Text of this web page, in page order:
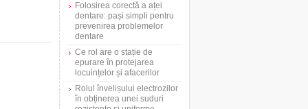
Folosirea corectă a aței
dentare: pași simpli pentru
prevenirea problemelor
dentare
Ce rol are o stație de
epurare în protejarea
locuințelor și afacerilor
Rolul învelișului electrozilor
în obținerea unei suduri